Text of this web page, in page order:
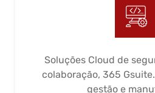
Soluções Cloud de
colaboração, 365
gestão e